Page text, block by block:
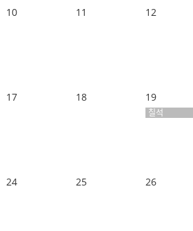
10 11 12
17 18 19
칠석
24 25 26